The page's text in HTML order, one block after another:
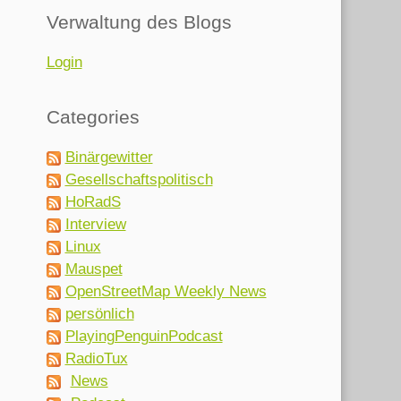
Verwaltung des Blogs
Login
Categories
Binärgewitter
Gesellschaftspolitisch
HoRadS
Interview
Linux
Mauspet
OpenStreetMap Weekly News
persönlich
PlayingPenguinPodcast
RadioTux
News